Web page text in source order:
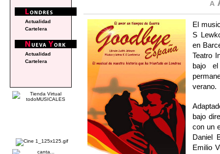
El
S
en
Teatro
bajo
verano.
bajo
con un
Daniel
Emilio
Actualidad
Cartelera
Actualidad
Cartelera